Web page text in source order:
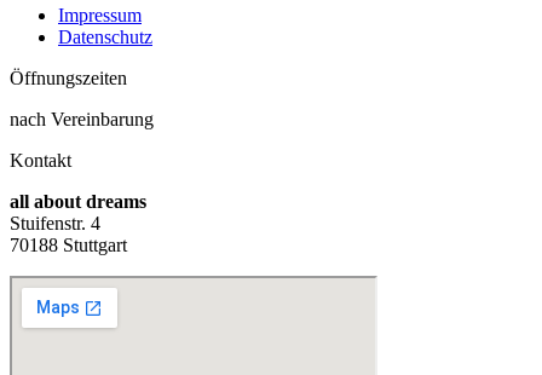
Impressum
Datenschutz
Öffnungs­zeiten
nach Vereinbarung
Kontakt
all about dreams
Stuifenstr. 4
70188 Stuttgart